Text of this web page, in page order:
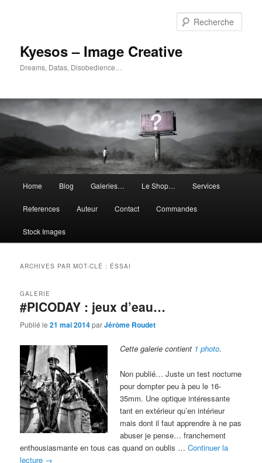
Kyesos – Image Creative
Dreams, Datas, Disobedience…
principal
Home Blog Galeries… Le Shop… Services
References Auteur Contact Commandes
Stock Images
ARCHIVES PAR MOT-CLÉ : ÉSSAI
#PICODAY : jeux d’eau…
GALERIE
Publié le21 mai 2014parJérôme Roudet
Cette galerie contient 1 photo.
Non publié… Juste un test nocturne
pour dompter peu à peu le 16-
35mm. Une optique intéressante
tant en extérieur qu’en intérieur
mais dont il faut apprendre à ne pas
abuser je pense… franchement
enthousiasmante en tous cas quand on oublis …Continuer la
lecture →